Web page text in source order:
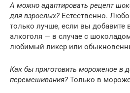
А можно адаптировать рецепт
для взрослых? Естественно.
только лучше, если вы добавите
алкоголя — в случае с
любимый ликер или
Как бы приготовить мороженое в
перемешивания? Только в